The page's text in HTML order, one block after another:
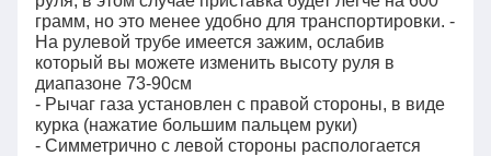
грамм, но это менее удобно для транспортировки. -
На рулевой трубе имеется зажим, ослабив
который вы можете изменить высоту руля в
диапазоне 73-90см
- Рычаг газа установлен с правой стороны, в виде
курка (нажатие большим пальцем руки)
- Симметрично с левой стороны распологается